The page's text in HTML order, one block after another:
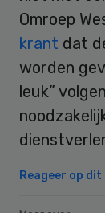
Omroep
krant dat
worden
leuk”
Reageer op